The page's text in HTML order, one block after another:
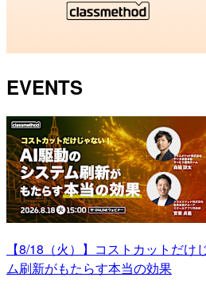
EVENTS
【8/18（火）】コストカットだ
ム刷新がもたらす本当の効果